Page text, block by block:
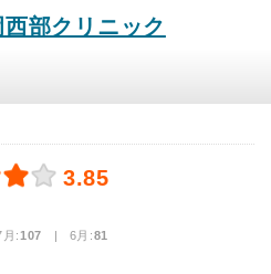
部クリニック
3.85
:107 | 6月:81